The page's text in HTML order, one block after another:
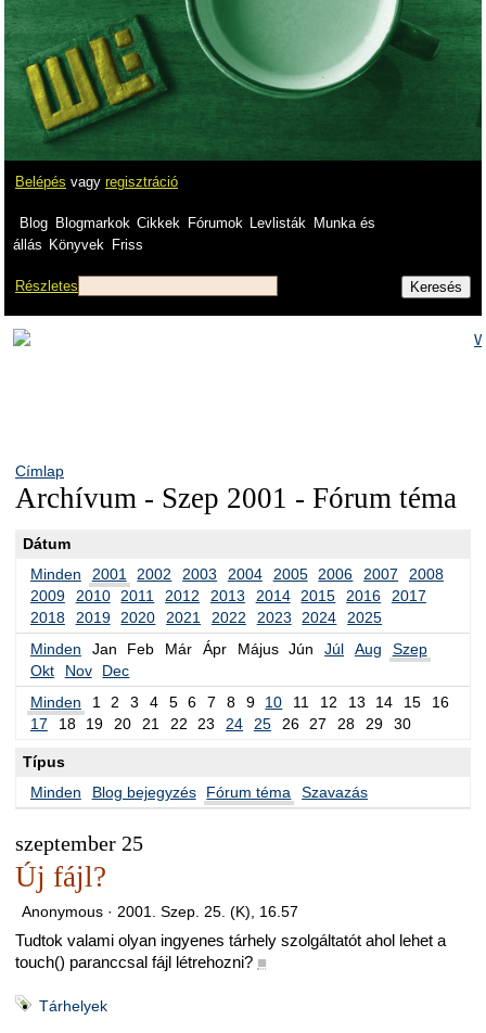
Belépés vagy regisztráció
Blog Blogmarkok Cikkek Fórumok Levlisták
Munka és
állás Könyvek Friss
Részletes
Címlap
Archívum - Szep 2001 - Fórum téma
Dátum
Minden
2001 2002 2003 2004 2005 2006 2007
2008
2009
2010 2011 2012 2013 2014 2015 2016
2017
2018
2019 2020 2021 2022 2023 2024
2025
Minden
Jan Feb Már Ápr Május Jún Júl Aug
Szep
Okt
Nov
Dec
Minden
1 2 3 4 5 6 7 8 9 10 11 12 13 14 15
16
17
18 19 20 21 22 23 24 25 26 27 28 29 30
Típus
Minden
Blog bejegyzés Fórum téma Szavazás
szeptember 25
Új fájl?
Anonymous · 2001. Szep. 25. (K), 16.57
Tudtok valami olyan ingyenes tárhely szolgáltatót ahol lehet a
touch() paranccsal fájl létrehozni? ■
Tárhelyek